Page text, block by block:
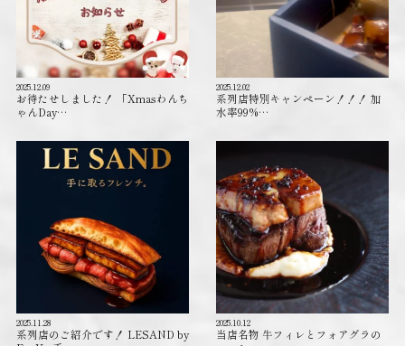
2025.12.09
お待たせしました！ 「Xmasわんち
ゃんDay…
2025.12.02
系列店特別キャンペーン！！！ 加
水率99%…
2025.11.28
系列店のご紹介です！ LESAND by
2025.10.12
当店名物 牛フィレとフォアグラの